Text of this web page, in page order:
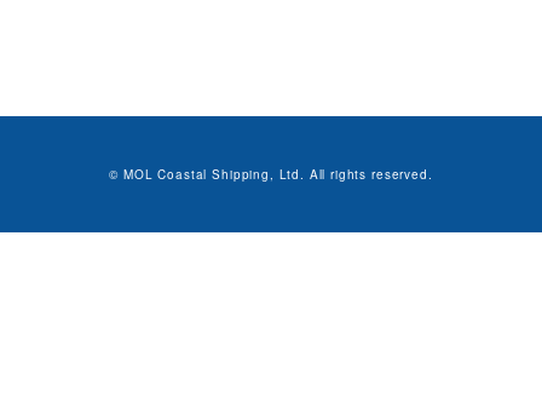
© MOL Coastal Shipping, Ltd. All rights reserved.